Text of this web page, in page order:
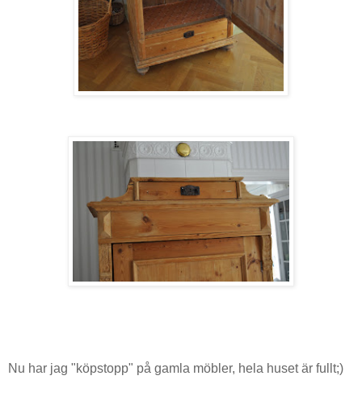
Nu har jag "köpstopp" på gamla möbler, hela huset är fullt;)